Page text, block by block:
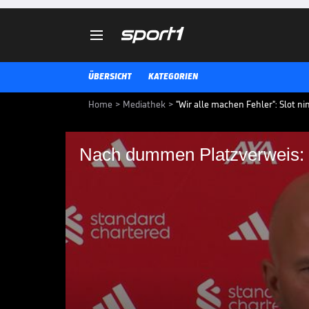

ÜBERSICHT KATEGORIEN
Home > Mediathek > "Wir alle machen Fehler": Slot
Nach dummen
Nach dummen
Liverpool-Trainer Arne Slot
Gelb-Roten Karte in Schutz und